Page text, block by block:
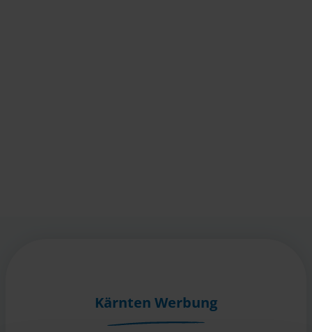
Kärnten Werbung